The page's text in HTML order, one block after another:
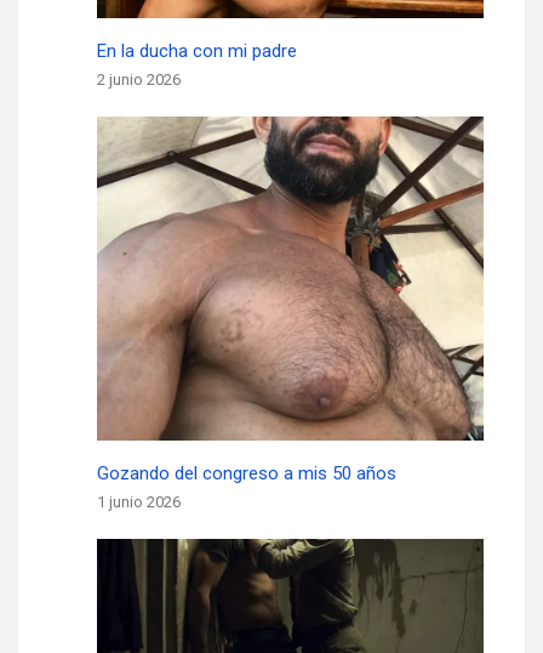
En la ducha con mi padre
2 junio 2026
Gozando del congreso a mis 50 años
1 junio 2026